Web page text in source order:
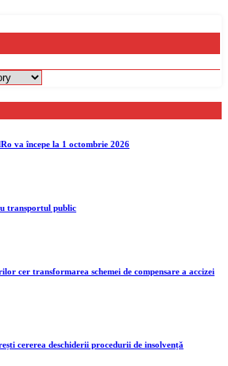
va începe la 1 octombrie 2026
transportul public
cer transformarea schemei de compensare a accizei
cererea deschiderii procedurii de insolvență